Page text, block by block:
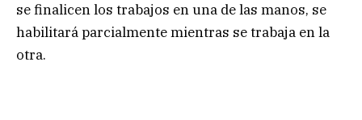
se finalicen los trabajos en una de las manos, se
habilitará parcialmente mientras se trabaja en la
otra.